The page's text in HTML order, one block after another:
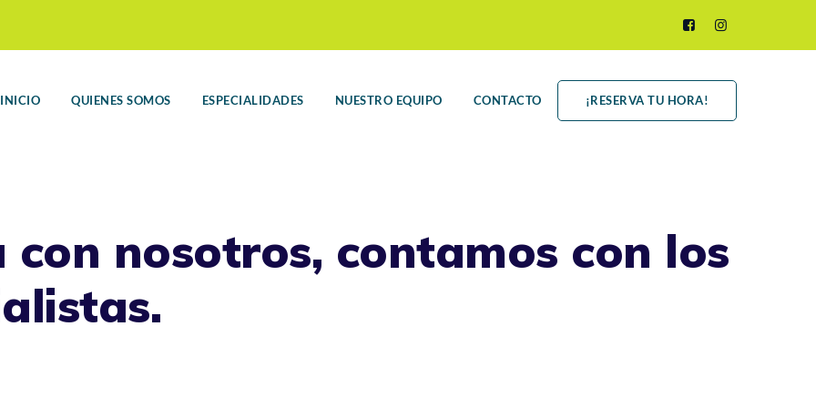
INICIO QUIENES SOMOS ESPECIALIDADES NUESTRO EQUIPO CONTACTO ¡RESERVA TU HORA!
nosotros, contamos con los